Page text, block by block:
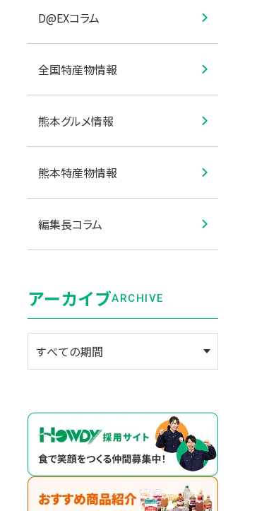
D@EXコラム
全国特産物情報
熊本グルメ情報
熊本特産物情報
編集長コラム
アーカイブARCHIVE